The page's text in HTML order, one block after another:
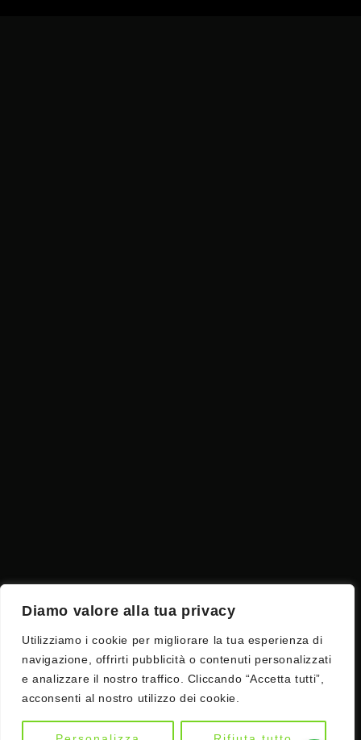
Diamo valore alla tua privacy
Utilizziamo i cookie per migliorare la tua esperienza di
navigazione, offrirti pubblicità o contenuti personalizzati
e analizzare il nostro traffico. Cliccando “Accetta tutti”,
acconsenti al nostro utilizzo dei cookie.